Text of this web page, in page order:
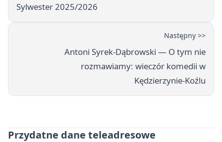
Sylwester 2025/2026
Następny >>
Antoni Syrek‑Dąbrowski — O tym nie
rozmawiamy: wieczór komedii w
Kędzierzynie‑Koźlu
Przydatne dane teleadresowe